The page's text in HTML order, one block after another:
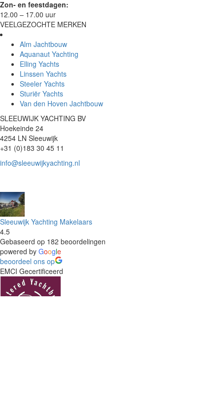
Zon- en feestdagen:
12.00 – 17.00 uur
VEELGEZOCHTE MERKEN
Alm Jachtbouw
Aquanaut Yachting
Elling Yachts
Linssen Yachts
Steeler Yachts
Sturiër Yachts
Van den Hoven Jachtbouw
SLEEUWIJK YACHTING BV
Hoekeinde 24
4254 LN Sleeuwijk
+31 (0)183 30 45 11
info@sleeuwijkyachting.nl
Sleeuwijk Yachting Makelaars
4.5
Gebaseerd op 182 beoordelingen
powered by Google
beoordeel ons op
EMCI Gecertificeerd